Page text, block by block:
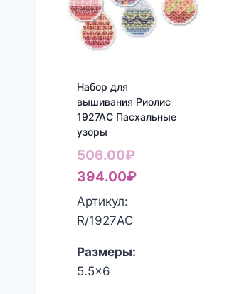
Набор для
вышивания Риолис
1927АС Пасхальные
узоры
506.00₽Первоначальная
цена
394.00₽Текущая
Артикул:
R/1927АС
Размеры:
5.5x6